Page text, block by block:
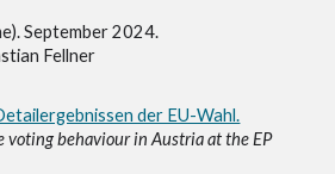
September 2024.
Fellner
der EU-Wahl.
voting behaviour in Austria at the EP